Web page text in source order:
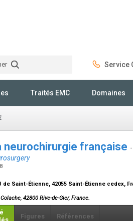
Service
Traités EMC Domaines
neurochirurgie française
Saint-Étienne, 42055 Saint-Étienne cedex,
42800 Rive-de-Gier, France.
Figures Références